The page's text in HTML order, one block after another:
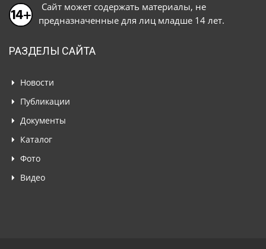
Сайт может содержать материалы, не
предназначенные для лиц младше 14 лет.
РАЗДЕЛЫ САЙТА
Новости
Публикации
Документы
Каталог
Фото
Видео